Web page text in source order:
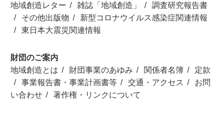
地域創造レター
雑誌「地域創造」
調査研究報告書
その他出版物
新型コロナウイルス感染症関連情報
東日本大震災関連情報
財団のご案内
地域創造とは
財団事業のあゆみ 関係者名簿
定款
事業報告書・事業計画書等
交通・アクセス
お問
い合わせ
著作権・リンクについて